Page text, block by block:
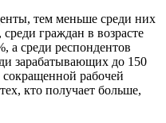
тем меньше среди них
граждан в возрасте
а среди респондентов
зарабатывающих до 150
сокращенной рабочей
кто получает больше,